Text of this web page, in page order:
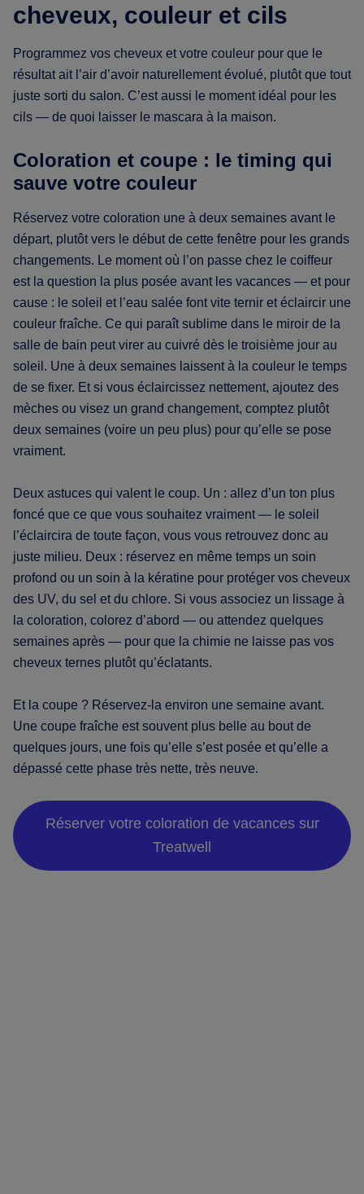
cheveux, couleur et cils
Programmez vos cheveux et votre couleur pour que le
résultat ait l’air d’avoir naturellement évolué, plutôt que tout
juste sorti du salon. C’est aussi le moment idéal pour les
cils — de quoi laisser le mascara à la maison.
Coloration et coupe : le timing qui
sauve votre couleur
Réservez votre coloration une à deux semaines avant le
départ, plutôt vers le début de cette fenêtre pour les grands
changements. Le moment où l’on passe chez le coiffeur
est la question la plus posée avant les vacances — et pour
cause : le soleil et l’eau salée font vite ternir et éclaircir une
couleur fraîche. Ce qui paraît sublime dans le miroir de la
salle de bain peut virer au cuivré dès le troisième jour au
soleil. Une à deux semaines laissent à la couleur le temps
de se fixer. Et si vous éclaircissez nettement, ajoutez des
mèches ou visez un grand changement, comptez plutôt
deux semaines (voire un peu plus) pour qu’elle se pose
vraiment.
Deux astuces qui valent le coup. Un : allez d’un ton plus
foncé que ce que vous souhaitez vraiment — le soleil
l’éclaircira de toute façon, vous vous retrouvez donc au
juste milieu. Deux : réservez en même temps un soin
profond ou un soin à la kératine pour protéger vos cheveux
des UV, du sel et du chlore. Si vous associez un lissage à
la coloration, colorez d’abord — ou attendez quelques
semaines après — pour que la chimie ne laisse pas vos
cheveux ternes plutôt qu’éclatants.
Et la coupe ? Réservez-la environ une semaine avant.
Une coupe fraîche est souvent plus belle au bout de
quelques jours, une fois qu’elle s’est posée et qu’elle a
dépassé cette phase très nette, très neuve.
Réserver votre coloration de vacances sur
Treatwell